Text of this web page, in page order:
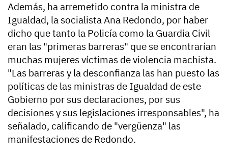
Además, ha arremetido contra la ministra de
Igualdad, la socialista Ana Redondo, por haber
dicho que tanto la Policía como la Guardia Civil
eran las "primeras barreras" que se encontrarían
muchas mujeres víctimas de violencia machista.
"Las barreras y la desconfianza las han puesto las
políticas de las ministras de Igualdad de este
Gobierno por sus declaraciones, por sus
decisiones y sus legislaciones irresponsables", ha
señalado, calificando de "vergüenza" las
manifestaciones de Redondo.